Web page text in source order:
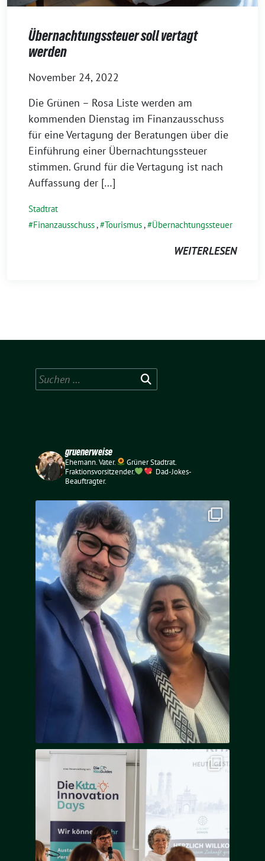
Übernachtungssteuer soll vertagt
werden
November 24, 2022
Die Grünen – Rosa Liste werden am
kommenden Dienstag im Finanzausschuss
für eine Vertagung der Beratungen über die
Einführung einer Übernachtungssteuer
stimmen. Grund für die Vertagung ist nach
Auffassung der […]
Stadtrat
Finanzausschuss, Tourismus, Übernachtungssteuer
WEITERLESEN
Suchen
nach:
gruenerweise
Ehemann. Vater.
Grüner Stadtrat.
Fraktionsvorsitzender.
Dad-Jokes-
Beauftragter.